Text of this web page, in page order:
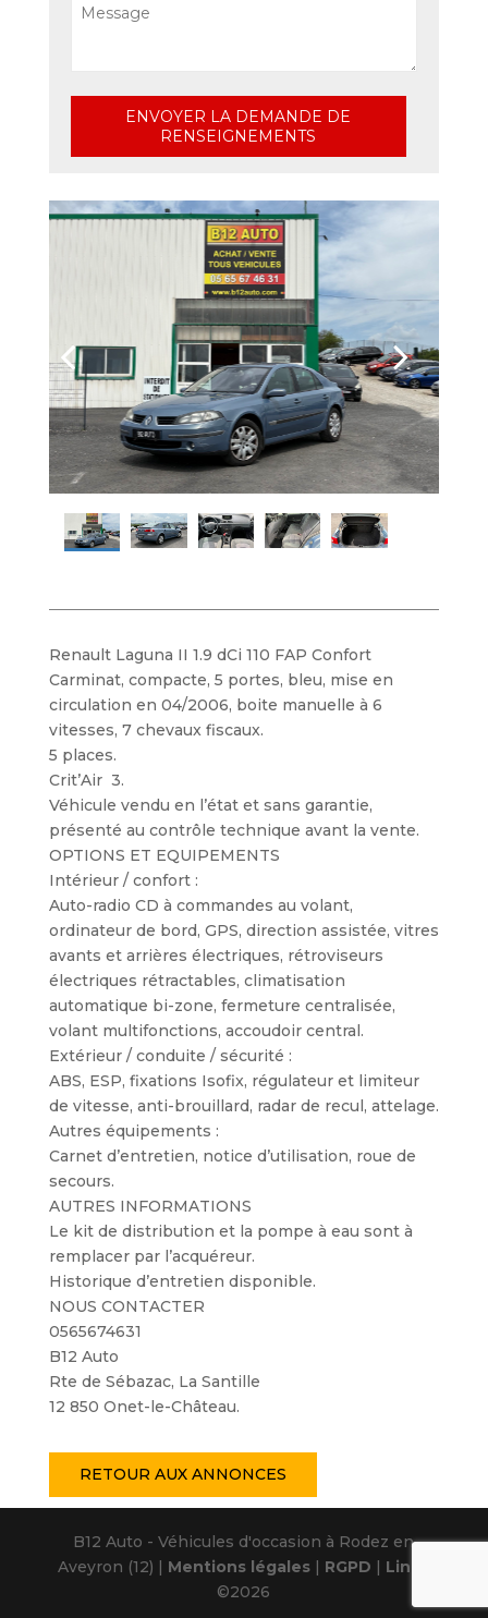
RETOUR AUX ANNONCES
Renault Laguna II 1.9 dCi 110 FAP Confort
Carminat, compacte, 5 portes, bleu, mise en
circulation en 04/2006, boite manuelle à 6
vitesses, 7 chevaux fiscaux.
5 places.
Crit’Air 3.
Véhicule vendu en l’état et sans garantie,
présenté au contrôle technique avant la vente.
OPTIONS ET EQUIPEMENTS
Intérieur / confort :
Auto-radio CD à commandes au volant,
ordinateur de bord, GPS, direction assistée, vitres
avants et arrières électriques, rétroviseurs
électriques rétractables, climatisation
automatique bi-zone, fermeture centralisée,
volant multifonctions, accoudoir central.
Extérieur / conduite / sécurité :
ABS, ESP, fixations Isofix, régulateur et limiteur
de vitesse, anti-brouillard, radar de recul, attelage.
Autres équipements :
Carnet d’entretien, notice d’utilisation, roue de
secours.
AUTRES INFORMATIONS
Le kit de distribution et la pompe à eau sont à
remplacer par l’acquéreur.
Historique d’entretien disponible.
NOUS CONTACTER
0565674631
B12 Auto
Rte de Sébazac, La Santille
12 850 Onet-le-Château.
ENVOYER LA DEMANDE DE
RENSEIGNEMENTS
B12 Auto - Véhicules d'occasion à Rodez en
Aveyron (12) | Mentions légales| RGPD | Linov
©2026